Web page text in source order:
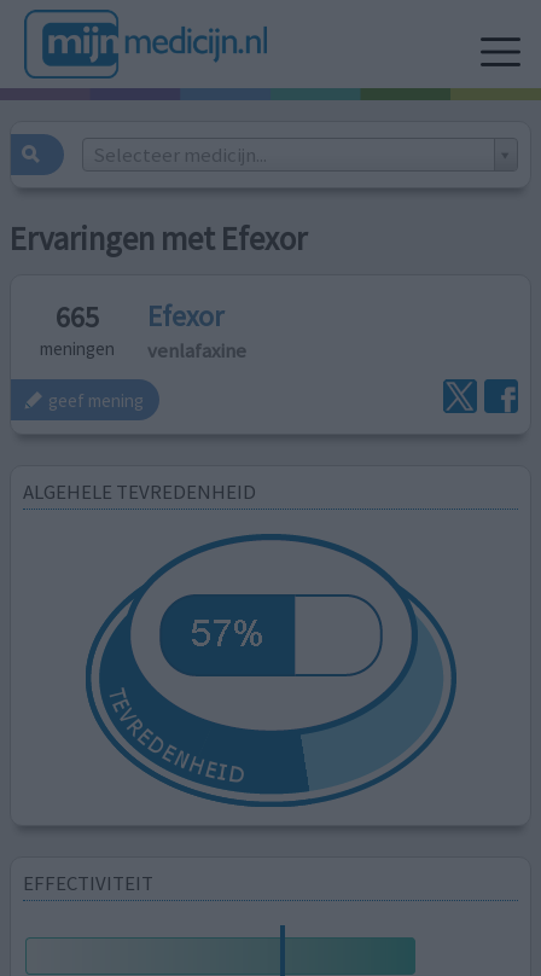
Selecteer medicijn...
Ervaringen met Efexor
665
meningen
Efexor
venlafaxine
geef mening
ALGEHELE TEVREDENHEID
EFFECTIVITEIT